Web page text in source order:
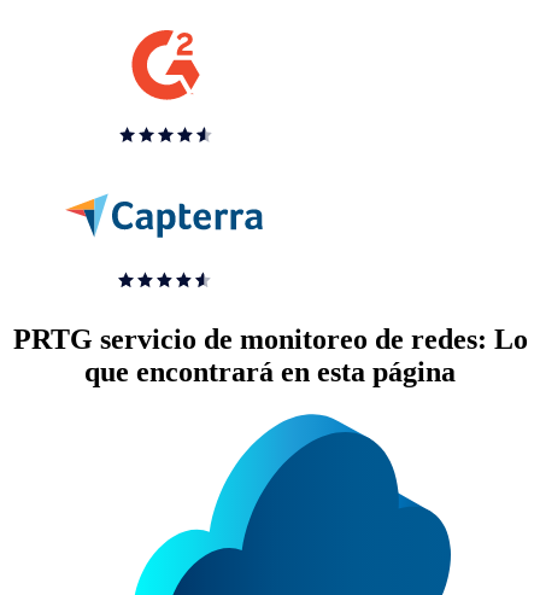
PRTG servicio de monitoreo de redes: Lo
que encontrará en esta página